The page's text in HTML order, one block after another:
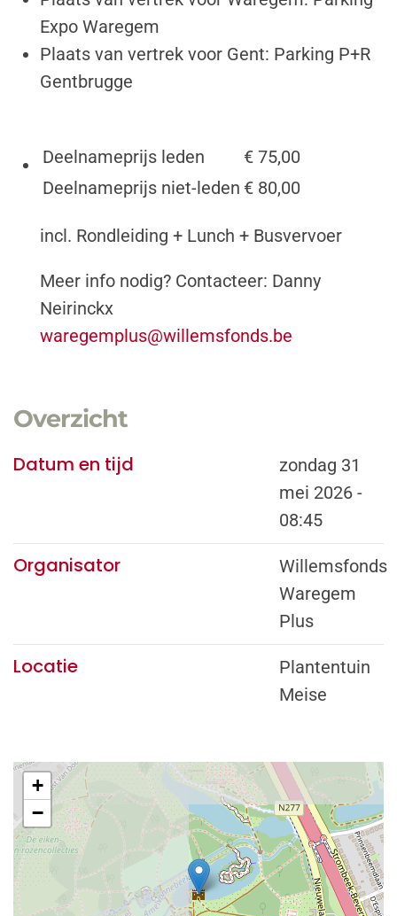
Expo Waregem
Plaats van vertrek voor Gent: Parking P+R
Gentbrugge
Deelnameprijs leden
€ 75,00
Deelnameprijs niet-leden € 80,00
incl. Rondleiding + Lunch + Busvervoer
Meer info nodig? Contacteer: Danny
Neirinckx
waregemplus@willemsfonds.be
Overzicht
Datum en tijd
zondag 31
mei 2026 -
08:45
Organisator
Willemsfonds
Waregem
Plus
Locatie
Plantentuin
Meise
+
−